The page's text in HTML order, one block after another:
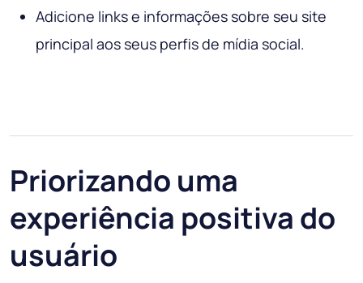
Adicione links e informações sobre seu site
principal aos seus perfis de mídia social.
Priorizando uma
experiência positiva do
usuário